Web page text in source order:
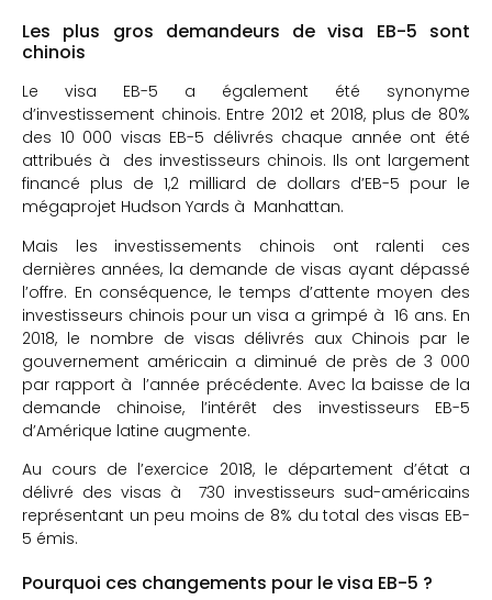
Les plus gros demandeurs de visa EB-5 sont
chinois
Le visa EB-5 a également été synonyme
d’investissement chinois. Entre 2012 et 2018, plus de 80%
des 10 000 visas EB-5 délivrés chaque année ont été
attribués à des investisseurs chinois. Ils ont largement
financé plus de 1,2 milliard de dollars d’EB-5 pour le
mégaprojet Hudson Yards à Manhattan.
Mais les investissements chinois ont ralenti ces
dernières années, la demande de visas ayant dépassé
l’offre. En conséquence, le temps d’attente moyen des
investisseurs chinois pour un visa a grimpé à 16 ans. En
2018, le nombre de visas délivrés aux Chinois par le
gouvernement américain a diminué de près de 3 000
par rapport à l’année précédente. Avec la baisse de la
demande chinoise, l’intérêt des investisseurs EB-5
d’Amérique latine augmente.
Au cours de l’exercice 2018, le département d’état a
délivré des visas à 730 investisseurs sud-américains
représentant un peu moins de 8% du total des visas EB-
5 émis.
Pourquoi ces changements pour le visa EB-5 ?